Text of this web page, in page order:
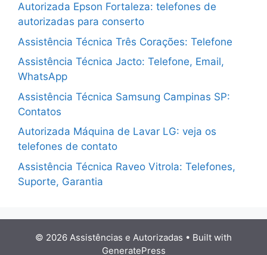
Autorizada Epson Fortaleza: telefones de
autorizadas para conserto
Assistência Técnica Três Corações: Telefone
Assistência Técnica Jacto: Telefone, Email,
WhatsApp
Assistência Técnica Samsung Campinas SP:
Contatos
Autorizada Máquina de Lavar LG: veja os
telefones de contato
Assistência Técnica Raveo Vitrola: Telefones,
Suporte, Garantia
© 2026 Assistências e Autorizadas • Built with
GeneratePress